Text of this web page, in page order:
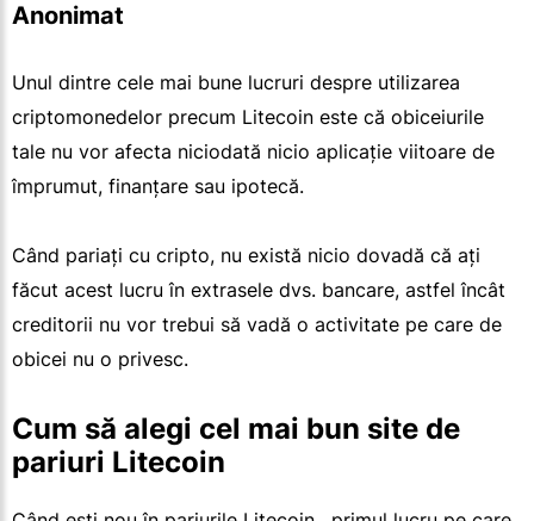
Anonimat
Unul dintre cele mai bune lucruri despre utilizarea
criptomonedelor precum Litecoin este că obiceiurile
tale nu vor afecta niciodată nicio aplicație viitoare de
împrumut, finanțare sau ipotecă.
Când pariați cu cripto, nu există nicio dovadă că ați
făcut acest lucru în extrasele dvs. bancare, astfel încât
creditorii nu vor trebui să vadă o activitate pe care de
obicei nu o privesc.
Cum să alegi cel mai bun site de
pariuri Litecoin